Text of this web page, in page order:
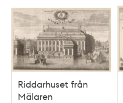
Riddarhuset från
Mälaren